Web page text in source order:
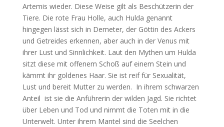
Artemis wieder. Diese Weise gilt als Beschützerin der
Tiere. Die rote Frau Holle, auch Hulda genannt
hingegen lässt sich in Demeter, der Göttin des Ackers
und Getreides erkennen, aber auch in der Venus mit
ihrer Lust und Sinnlichkeit. Laut den Mythen um Hulda
sitzt diese mit offenem Schoß auf einem Stein und
kämmt ihr goldenes Haar. Sie ist reif für Sexualität,
Lust und bereit Mutter zu werden. In ihrem schwarzen
Anteil ist sie die Anführerin der wilden Jagd. Sie richtet
über Leben und Tod und nimmt die Toten mit in die
Unterwelt. Unter ihrem Mantel sind die Seelchen